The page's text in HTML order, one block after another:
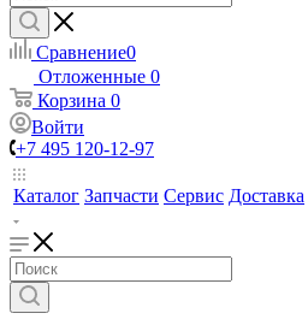
Сравнение0
Отложенные 0
Корзина 0
Войти
+7 495 120-12-97
Каталог Запчасти Сервис Доставка